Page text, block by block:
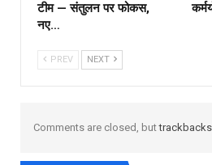
टीम — संतुलन पर फोकस,
नए…
PREV NEXT
Comments are closed, buttrackbacks